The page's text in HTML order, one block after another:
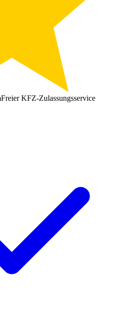
Freier KFZ-Zulassungsservice